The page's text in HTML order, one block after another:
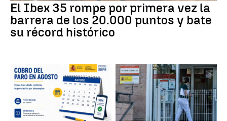
El Ibex 35 rompe por primera vez la
barrera de los 20.000 puntos y bate
su récord histórico